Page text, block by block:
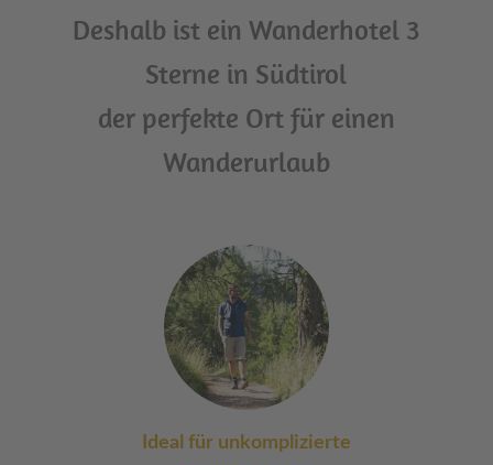
Deshalb ist ein Wanderhotel 3
Sterne in Südtirol
der perfekte Ort für einen
Wanderurlaub
Ideal für unkomplizierte